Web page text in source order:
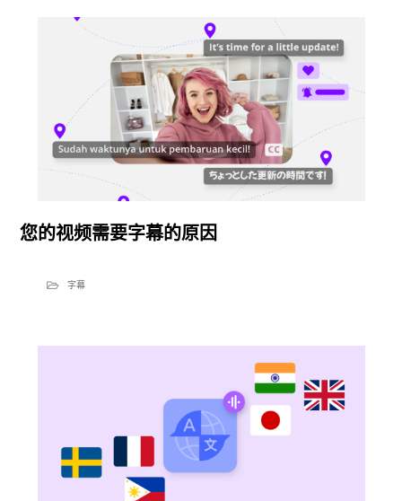
您的视频需要字幕的原因
字幕